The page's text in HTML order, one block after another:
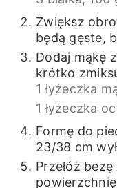
Zwiększ
będą gęste,
Dodaj mąkę
krótko
1 łyżeczka
1 łyżeczka
Formę do
23/38 cm
Przełóż